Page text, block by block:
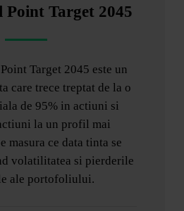
Target 2045
Target 2045 este un
care trece treptat de la o
de 95% in actiuni si
la un profil mai
masura ce data tinta se
volatilitatea si pierderile
ale portofoliului.